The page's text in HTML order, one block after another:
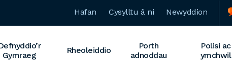
Hafan Cysylltu â ni Newyddion
Gymraeg
Rheoleiddio
Porth
adnoddau
Polisi ac
ymchwil